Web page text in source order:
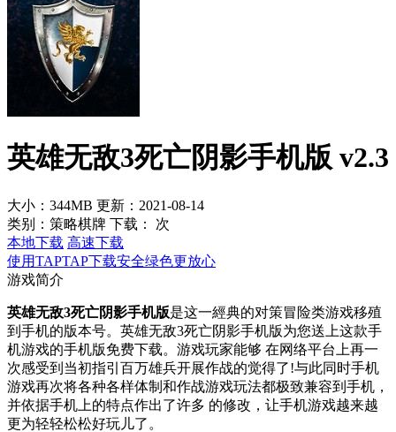
英雄无敌3死亡阴影手机版 v2.3
大小：344MB 更新：2021-08-14
类别：策略棋牌 下载：
次
本地下载 高速下载
使用TAPTAP下载安全绿色更放心
游戏简介
英雄无敌3死亡阴影手机版是这一經典的对策冒险类游戏移殖
到手机的版本号。英雄无敌3死亡阴影手机版为您送上这款手
机游戏的手机版免费下载。游戏玩家能够 在网络平台上再一
次感受到当初指引百万雄兵开展作战的觉得了!与此同时手机
游戏再次将各种各样体制和作战游戏玩法都极致兼容到手机，
并依据手机上的特点作出了许多 的修改，让手机游戏越来越
更为轻轻松松好玩儿了。